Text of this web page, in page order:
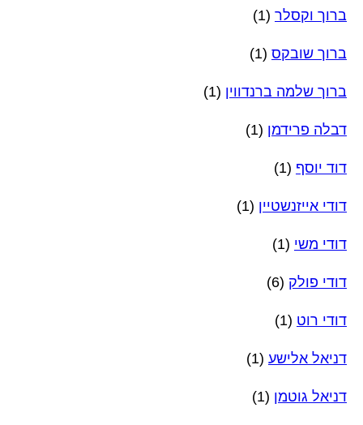
ברוך וקסלר (1)
ברוך שובקס (1)
ברוך שלמה ברנדווין (1)
דבלה פרידמן (1)
דוד יוסף (1)
דודי אייזנשטיין (1)
דודי משי (1)
דודי פולק (6)
דודי רוט (1)
דניאל אלישע (1)
דניאל גוטמן (1)